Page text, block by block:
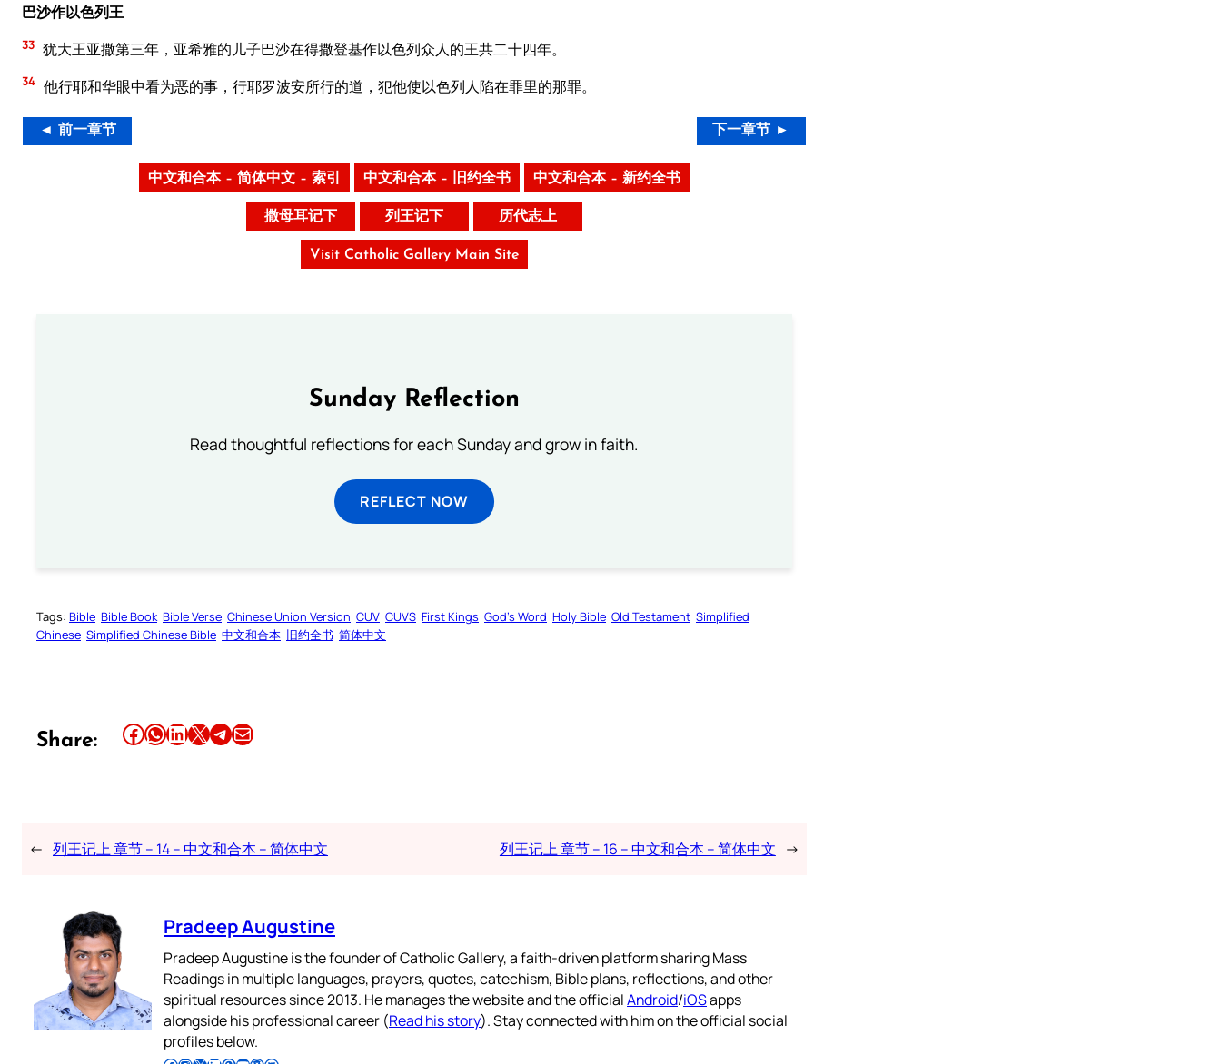
巴沙作以色列王
33 犹大王亚撒第三年，亚希雅的儿子巴沙在得撒登基作以色列众人的王共二十四年。
34 他行耶和华眼中看为恶的事，行耶罗波安所行的道，犯他使以色列人陷在罪里的那罪。
◄ 前一章节 下一章节 ►
中文和合本 – 简体中文 – 索引 中文和合本 – 旧约全书 中文和合本 – 新约全书
撒母耳记下 列王记下 历代志上
Visit Catholic Gallery Main Site
Sunday Reflection
Read thoughtful reflections for each Sunday and grow in faith.
REFLECT NOW
Tags: Bible Bible Book Bible Verse Chinese Union Version CUV CUVS First Kings God’s Word Holy Bible Old Testament Simplified
Chinese Simplified Chinese Bible 中文和合本 旧约全书 简体中文
Share: Share this article on Facebook Share this article on WhatsApp Share this article on LinkedIn Share this article on X Share this article on TelegramEmail this Article
← 列王记上 章节 – 14 – 中文和合本 – 简体中文 列王记上 章节 – 16 – 中文和合本 – 简体中文 →
Pradeep Augustine
Pradeep Augustine is the founder of Catholic Gallery, a faith-driven platform sharing Mass
Readings in multiple languages, prayers, quotes, catechism, Bible plans, reflections, and other
spiritual resources since 2013. He manages the website and the officialAndroid/iOSapps
alongside his professional career (Read his story). Stay connected with him on the official social
profiles below.